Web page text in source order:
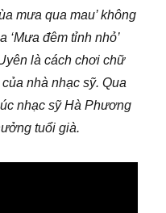
mưa qua mau’ không
đêm tỉnh nhỏ’
là cách chơi chữ
nhà nhạc sỹ. Qua
nhạc sỹ Hà Phương
tuổi già.